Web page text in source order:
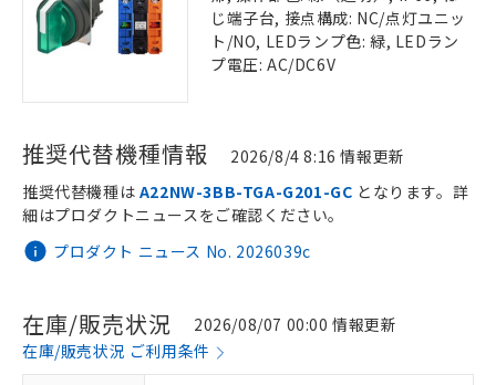
じ端子台, 接点構成: NC/点灯ユニッ
ト/NO, LEDランプ色: 緑, LEDラン
プ電圧: AC/DC6V
推奨代替機種情報 2026/8/4 8:16 情報更新
プロダクト ニュース No. 2026039c
推奨代替機種は A22NW-3BB-TGA-G201-GC となります。詳
細はプロダクトニュースをご確認ください。
在庫/販売状況
2026/08/07 00:00 情報更新
在庫/販売状況 ご利用条件